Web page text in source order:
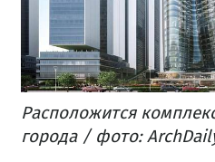
Расположится
города / фото: